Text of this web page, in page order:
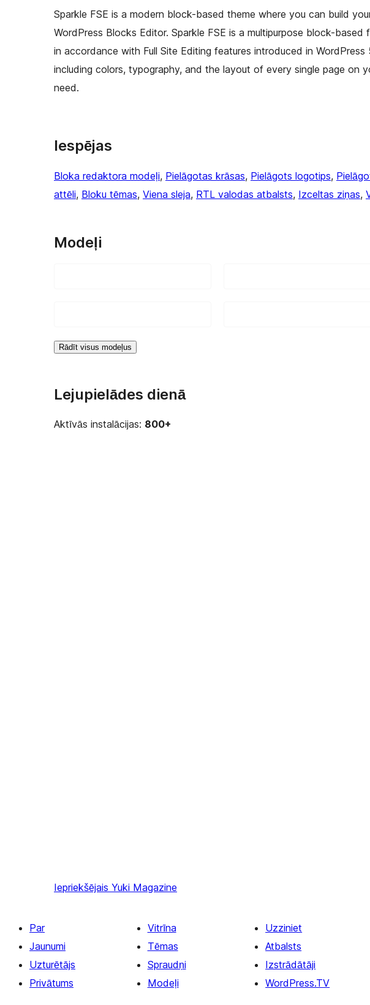
Sparkle FSE is a modern block-based theme where you can build
WordPress Blocks Editor. Sparkle FSE is a multipurpose block-
in accordance with Full Site Editing features introduced in
including colors, typography, and the layout of every single page on
need.
Iespējas
Bloka redaktora modeļi, Pielāgotas krāsas, Pielāgots logotips,
attēli, Bloku tēmas, Viena sleja, RTL valodas atbalsts, Izceltas ziņas,
Modeļi
Rādīt visus modeļus
Lejupielādes dienā
Aktīvās instalācijas: 800+
Iepriekšējais Yuki Magazine
Par
Jaunumi
Uzturētājs
Privātums
Vitrīna
Tēmas
Spraudņi
Modeļi
Uzziniet
Atbalsts
Izstrādātāji
WordPress.TV